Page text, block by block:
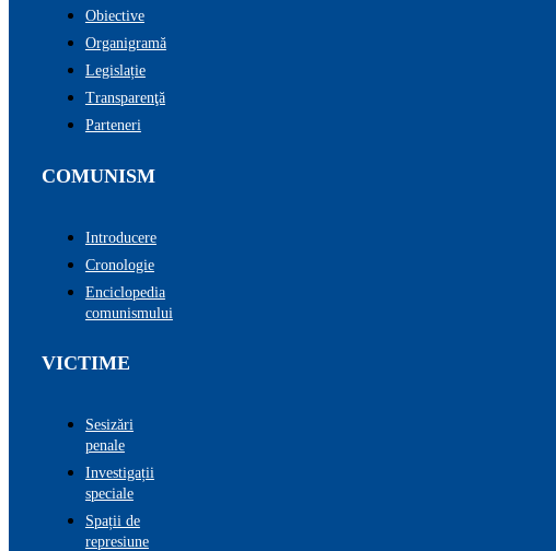
Obiective
Organigramă
Legislație
Transparenţă
Parteneri
COMUNISM
Introducere
Cronologie
Enciclopedia
comunismului
VICTIME
Sesizări
penale
Investigații
speciale
Spații de
represiune